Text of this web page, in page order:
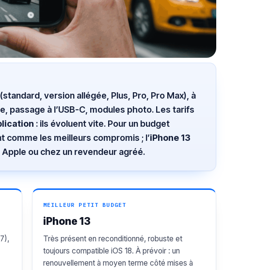
version allégée, Plus, Pro, Pro Max), à
à l’USB-C, modules photo. Les tarifs
: ils évoluent vite. Pour un budget
comme les meilleurs compromis ; l’iPhone 13
ou chez un revendeur agréé.
MEILLEUR PETIT BUDGET
iPhone 13
Très présent en reconditionné, robuste et
toujours compatible iOS 18. À prévoir : un
renouvellement à moyen terme côté mises à